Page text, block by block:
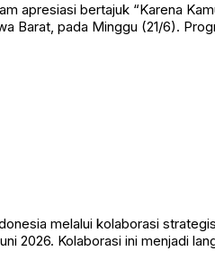
apresiasi bertajuk “Karena
Barat, pada Minggu (21/6).
melalui kolaborasi
2026. Kolaborasi ini menjadi